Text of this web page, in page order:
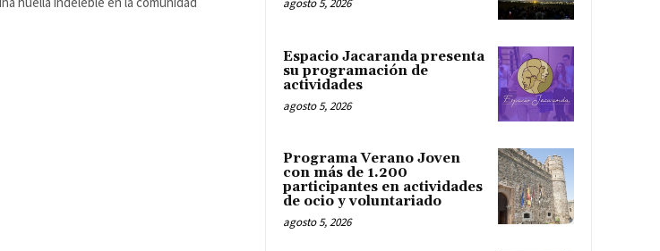
agosto 5, 2026
Espacio Jacaranda presenta
su programación de
actividades
agosto 5, 2026
Programa Verano Joven
con más de 1.200
participantes en actividades
de ocio y voluntariado
agosto 5, 2026